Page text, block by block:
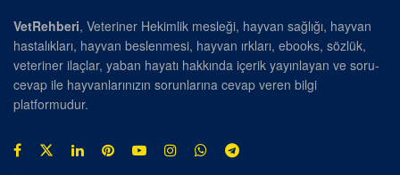
VetRehberi, Veteriner Hekimlik mesleği, hayvan sağlığı, hayvan
hastalıkları, hayvan beslenmesi, hayvan ırkları, ebooks, sözlük,
veteriner ilaçlar, yaban hayatı hakkında içerik yayınlayan ve soru-
cevap ile hayvanlarınızın sorunlarına cevap veren bilgi
platformudur.